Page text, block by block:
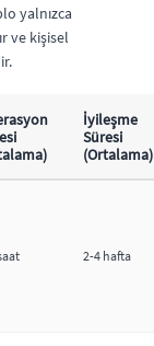
yalnızca
ve kişisel
İyileşme
Süresi
(Ortalama)
2-4 hafta